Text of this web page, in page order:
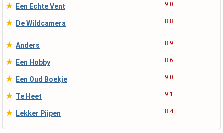
★ Een Echte Vent 9.0
★ De Wildcamera 8.8
★ Anders 8.9
★ Een Hobby 8.6
★ Een Oud Boekje 9.0
★ Te Heet 9.1
★ Lekker Pijpen 8.4